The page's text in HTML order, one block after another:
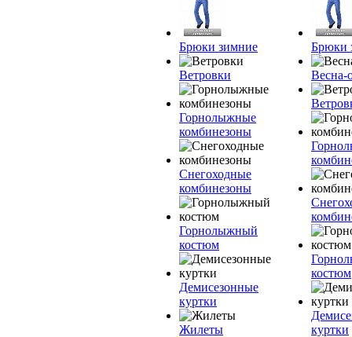
Брюки зимние
Ветровки
Горнолыжные
комбинезоны
Снегоходные
комбинезоны
Горнолыжный
костюм
Демисезонные
куртки
Жилеты
Брюки
Весна-
костюм
куртки